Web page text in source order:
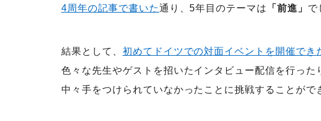
4周年の記事で書いた通り、5年目のテーマは 「前進」 で
結果として、 初めてドイツでの対面イベントを開催でき
色々な先生やゲストを招いたインタビュー配信を行っ
中々手をつけられていなかったことに挑戦することがで